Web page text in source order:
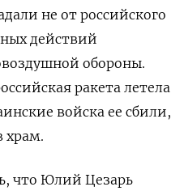
не от российского
действий
обороны.
ракета летела
войска ее сбили,
храм.
что Юлий Цезарь